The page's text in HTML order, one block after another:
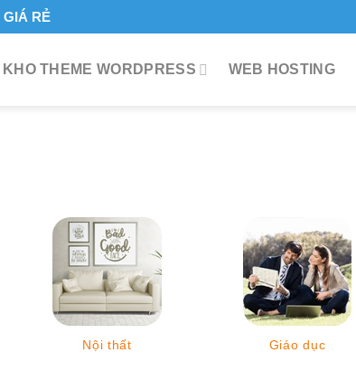
GIÁ RẺ
KHO THEME WORDPRESS WEB HOSTING
Nội thất Giáo dục